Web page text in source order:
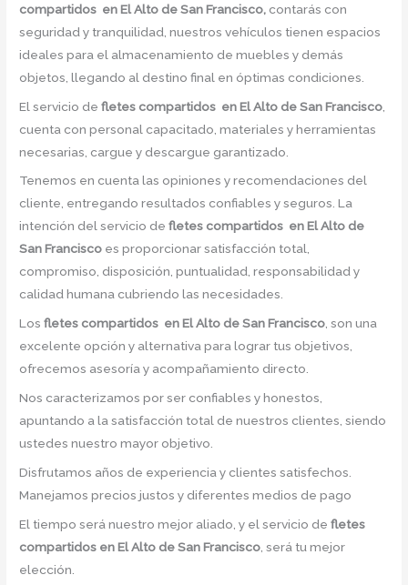
compartidos en El Alto de San Francisco, contarás con
seguridad y tranquilidad, nuestros vehículos tienen espacios
ideales para el almacenamiento de muebles y demás
objetos, llegando al destino final en óptimas condiciones.
El servicio defletes compartidos en El Alto de San Francisco
cuenta con personal capacitado, materiales y herramientas
necesarias, cargue y descargue garantizado.
Tenemos en cuenta las opiniones y recomendaciones del
cliente, entregando resultados confiables y seguros. La
intención del servicio defletes compartidos en El Alto de
San Francisco es proporcionar satisfacción total,
compromiso, disposición, puntualidad, responsabilidad y
calidad humana cubriendo las necesidades.
Losfletes compartidos en El Alto de San Francisco, son una
excelente opción y alternativa para lograr tus objetivos,
ofrecemos asesoría y acompañamiento directo.
Nos caracterizamos por ser confiables y honestos,
apuntando a la satisfacción total de nuestros clientes, siendo
ustedes nuestro mayor objetivo.
Disfrutamos años de experiencia y clientes satisfechos.
Manejamos precios justos y diferentes medios de pago
El tiempo será nuestro mejor aliado, y el servicio defletes
compartidos en El Alto de San Francisco , será tu mejor
elección.